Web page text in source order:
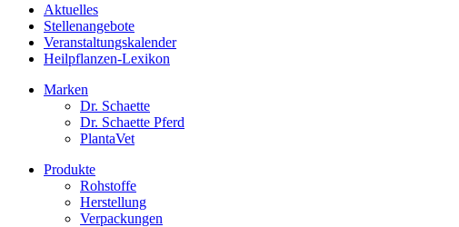
Aktuelles
Stellenangebote
Veranstaltungskalender
Heilpflanzen-Lexikon
Marken
Dr. Schaette
Dr. Schaette Pferd
PlantaVet
Produkte
Rohstoffe
Herstellung
Verpackungen